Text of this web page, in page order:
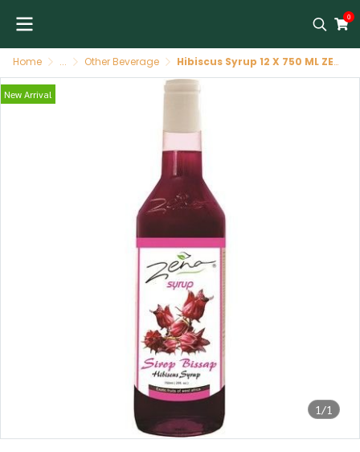
0
Home ... Other Beverage Hibiscus Syrup 12 X 750 ML ZENA น้ำหวานไซรัป กระเจียบแดง 12/750 ML ZENA
1/1
New Arrival